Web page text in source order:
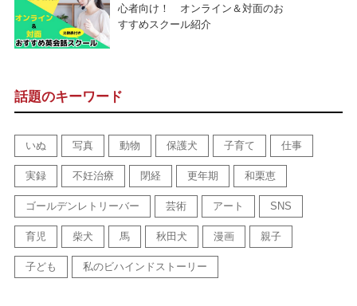
心者向け！ オンライン＆対面のお
すすめスクール紹介
話題のキーワード
いぬ 写真 動物 保護犬 子育て 仕事
実録 不妊治療 閉経 更年期 和栗恵
ゴールデンレトリーバー 芸術 アート SNS
育児 柴犬 馬 秋田犬 漫画 親子
子ども 私のビハインドストーリー